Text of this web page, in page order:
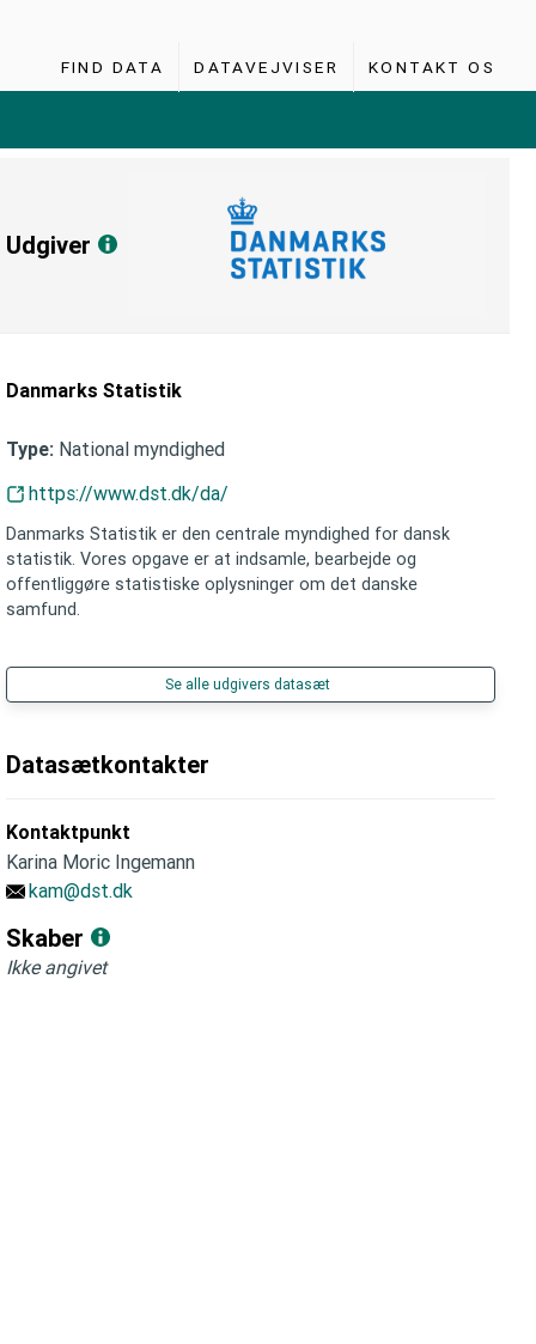
FIND DATA DATAVEJVISER KONTAKT OS
Udgiver
Danmarks Statistik
Type: National myndighed
https://www.dst.dk/da/
Danmarks Statistik er den centrale myndighed for dansk
statistik. Vores opgave er at indsamle, bearbejde og
offentliggøre statistiske oplysninger om det danske
samfund.
Se alle udgivers datasæt
Datasætkontakter
Kontaktpunkt
Karina Moric Ingemann
kam@dst.dk
Skaber
Ikke angivet